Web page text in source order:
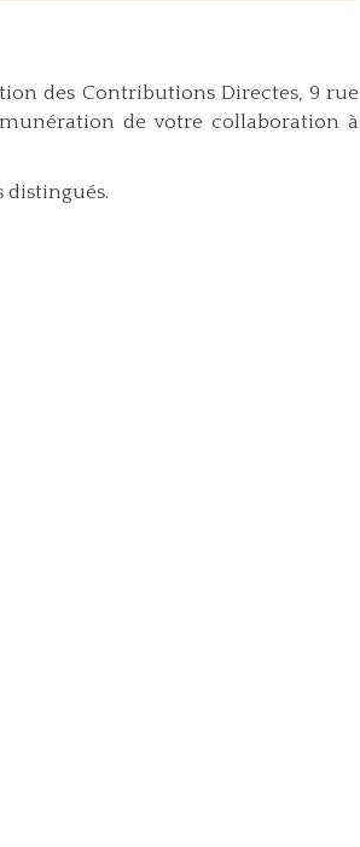
des Contributions Directes, 9 rue
de votre collaboration à
distingués.